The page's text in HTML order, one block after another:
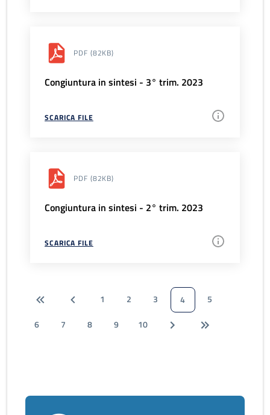
PDF (82KB)
Congiuntura in sintesi - 3° trim. 2023
SCARICA FILE
PDF (82KB)
Congiuntura in sintesi - 2° trim. 2023
SCARICA FILE
1 2 3 4
5
6
7 8 9 10